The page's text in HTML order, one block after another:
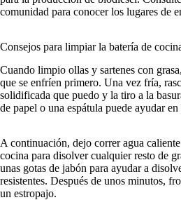
comunidad para conocer los lugares de
Consejos para limpiar la batería de
Cuando limpio ollas y sartenes con
que se enfríen primero. Una vez fría,
solidificada que puedo y la tiro a la
de papel o una espátula puede ayudar en
A continuación, dejo correr agua
cocina para disolver cualquier resto de
unas gotas de jabón para ayudar a
resistentes. Después de unos minutos,
un estropajo.